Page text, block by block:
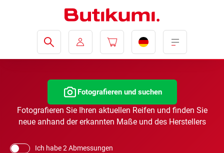
Fotografieren und suchen
Fotografieren Sie Ihren aktuellen Reifen und finden Sie
neue anhand der erkannten Maße und des Herstellers
Ich habe 2 Abmessungen